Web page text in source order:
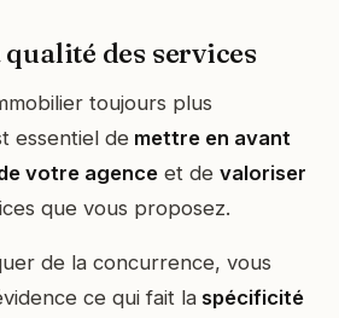
des services
toujours plus
essentiel de mettre en avant
votre agence et de valoriser
que vous proposez.
de la concurrence, vous
ce qui fait la spécificité